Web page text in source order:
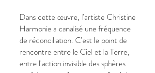
Dans cette œuvre, l'artiste Christine
Harmonie a canalisé une fréquence
de réconciliation. C'est le point de
rencontre entre le Ciel et la Terre,
entre l'action invisible des sphères